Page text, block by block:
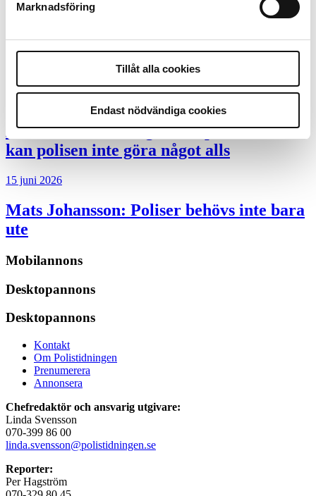
Marknadsföring
Tillåt alla cookies
Endast nödvändiga cookies
Replik:Det är inte evidenskrav som
bakbinder polisen
Debatt:Med för höga krav på evidens
kan polisen inte göra något alls
15 juni 2026
Mats Johansson: Poliser behövs inte bara
ute
Mobilannons
Desktopannons
Desktopannons
Kontakt
Om Polistidningen
Prenumerera
Annonsera
Chefredaktör och ansvarig utgivare:
Linda Svensson
070-399 86 00
linda.svensson@polistidningen.se
Reporter:
Per Hagström